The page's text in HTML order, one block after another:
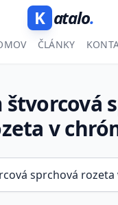
K atalo.
ČLÁNKY
štvorcová
v